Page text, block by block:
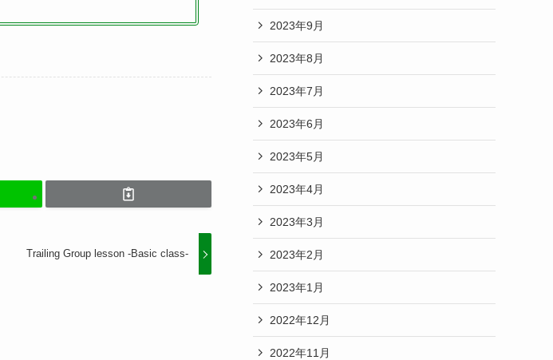
Trailing Group lesson -Basic class-
2023年9月
2023年8月
2023年7月
2023年6月
2023年5月
2023年4月
2023年3月
2023年2月
2023年1月
2022年12月
2022年11月